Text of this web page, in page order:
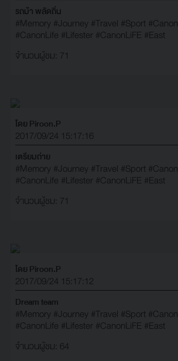
รถม้า พลัดถิ่น
#Memory #Journey #Travel #Sport #Canon
#CanonLife #Lifester #CanonLiFE #East
จำนวนผู้ชม: 71
โดย Piroon.P
2017/09/24 15:17:16
เตรียมถ่าย
#Memory #Journey #Travel #Sport #Canon
#CanonLife #Lifester #CanonLiFE #East
จำนวนผู้ชม: 71
โดย Piroon.P
2017/09/24 15:17:12
Dream team
#Memory #Journey #Travel #Sport #Canon
#CanonLife #Lifester #CanonLiFE #East
จำนวนผู้ชม: 64